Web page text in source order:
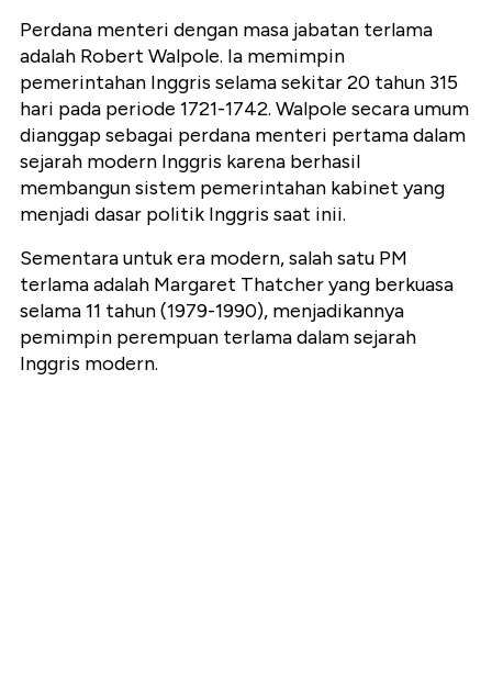
Perdana menteri dengan masa jabatan terlama
adalah Robert Walpole. Ia memimpin
pemerintahan Inggris selama sekitar 20 tahun 315
hari pada periode 1721-1742. Walpole secara umum
dianggap sebagai perdana menteri pertama dalam
sejarah modern Inggris karena berhasil
membangun sistem pemerintahan kabinet yang
menjadi dasar politik Inggris saat inii.
Sementara untuk era modern, salah satu PM
terlama adalah Margaret Thatcher yang berkuasa
selama 11 tahun (1979-1990), menjadikannya
pemimpin perempuan terlama dalam sejarah
Inggris modern.